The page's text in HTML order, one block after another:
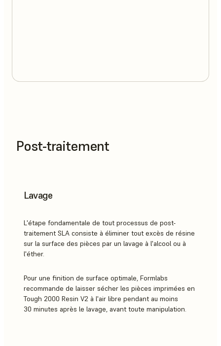
Post-traitement
Lavage
L'étape fondamentale de tout processus de post-
traitement SLA consiste à éliminer tout excès de résine
sur la surface des pièces par un lavage à l'alcool ou à
l'éther.
Pour une finition de surface optimale, Formlabs
recommande de laisser sécher les pièces imprimées en
Tough 2000 Resin V2 à l'air libre pendant au moins
30 minutes après le lavage, avant toute manipulation.